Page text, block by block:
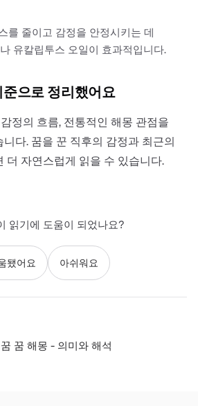
를 줄이고 감정을 안정시키는 데
유칼립투스 오일이 효과적입니다.
으로 정리했어요
정의 흐름, 전통적인 해몽 관점을
다. 꿈을 꾼 직후의 감정과 최근의
더 자연스럽게 읽을 수 있습니다.
읽기에 도움이 되었나요?
됐어요 아쉬워요
꿈 해몽 - 의미와 해석